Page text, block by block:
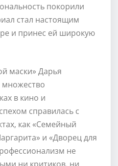
покорили
стал настоящим
и принес ей широкую
маски» Дарья
в кино и
справилась с
как «Семейный
и «Дворец для
не